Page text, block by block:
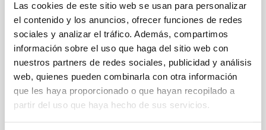
Las cookies de este sitio web se usan para personalizar
el contenido y los anuncios, ofrecer funciones de redes
sociales y analizar el tráfico. Además, compartimos
información sobre el uso que haga del sitio web con
nuestros partners de redes sociales, publicidad y análisis
web, quienes pueden combinarla con otra información
que les haya proporcionado o que hayan recopilado a
partir del uso que haya hecho de sus servicios.
Escala de Profesores de Investigación de
los Organismos Públicos de Investigación -
Resolución de 19 de febrero de 2019 por
la que se convoca proceso selectivo para
ingreso por el sistema de promoción
interna.(OEP 2017-2018)
Resolución de 19 de febrero de 2019, de la